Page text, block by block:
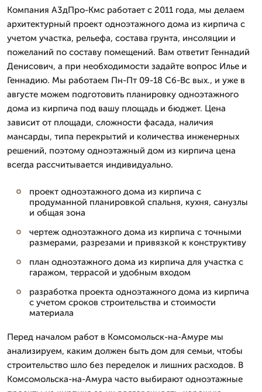
Компания А3дПро-Кмс работает с 2011 года, мы делаем
архитектурный проект одноэтажного дома из кирпича с
учетом участка, рельефа, состава грунта, инсоляции и
пожеланий по составу помещений. Вам ответит Геннадий
Денисович, а при необходимости задайте вопрос Илье и
Геннадию. Мы работаем Пн-Пт 09-18 Сб-Вс вых., и уже в
августе можем подготовить планировку одноэтажного
дома из кирпича под вашу площадь и бюджет. Цена
зависит от площади, сложности фасада, наличия
мансарды, типа перекрытий и количества инженерных
решений, поэтому одноэтажный дом из кирпича цена
всегда рассчитывается индивидуально.
проект одноэтажного дома из кирпича с
продуманной планировкой спальня, кухня, санузлы
и общая зона
чертеж одноэтажного дома из кирпича с точными
размерами, разрезами и привязкой к конструктиву
план одноэтажного дома из кирпича для участка с
гаражом, террасой и удобным входом
разработка проекта одноэтажного дома из кирпича
с учетом сроков строительства и стоимости
материала
Перед началом работ в Комсомольск-на-Амуре мы
анализируем, каким должен быть дом для семьи, чтобы
строительство шло без переделок и лишних расходов. В
Комсомольска-на-Амура часто выбирают одноэтажные